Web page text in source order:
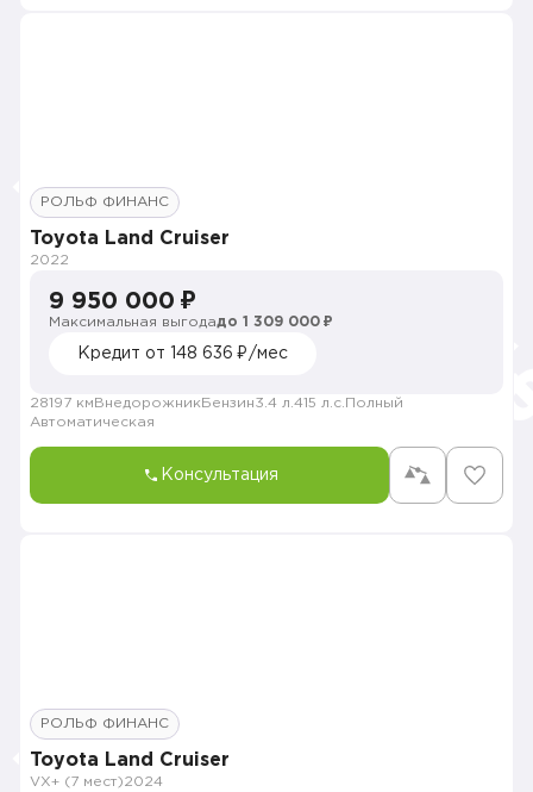
РОЛЬФ ФИНАНС
Toyota Land Cruiser
2022
9 950 000 ₽
Максимальная выгодадо 1 309 000 ₽
Кредит от 148 636 ₽/мес
28197 км Внедорожник Бензин3.4 л. 415 л.с. Полный
Автоматическая
Консультация
РОЛЬФ ФИНАНС
Toyota Land Cruiser
VX+ (7 мест)2024